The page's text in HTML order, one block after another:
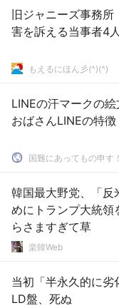
旧ジャニーズ事務
害を訴える当事者4
もえるにほん彡(^)(^)
LINEの汗マークの
おばさんLINEの特
国難にあってもの申す
韓国最大野党、「反
めにトランプ大統
らさますぎて草
楽韓Web
当初「半永久的に劣
LD盤、死ぬ